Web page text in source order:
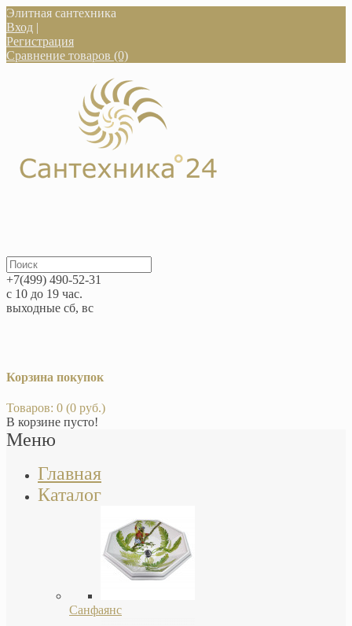
Элитная сантехника
Вход |
Регистрация
Сравнение товаров (0)
+7(499) 490-52-31
с 10 до 19 час.
выходные сб, вс
Корзина покупок
Товаров: 0 (0 руб.)
В корзине пусто!
Меню
Главная
Каталог
Санфаянс